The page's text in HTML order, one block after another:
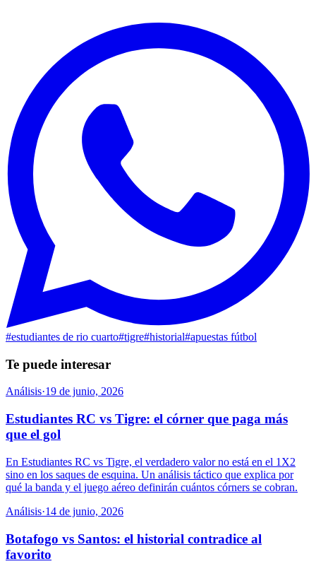
#estudiantes de rio cuarto#tigre#historial#apuestas fútbol
Te puede interesar
Análisis·19 de junio, 2026
Estudiantes RC vs Tigre: el córner que paga más
que el gol
En Estudiantes RC vs Tigre, el verdadero valor no está en el 1X2
sino en los saques de esquina. Un análisis táctico que explica por
qué la banda y el juego aéreo definirán cuántos córners se cobran.
Análisis·14 de junio, 2026
Botafogo vs Santos: el historial contradice al
favorito